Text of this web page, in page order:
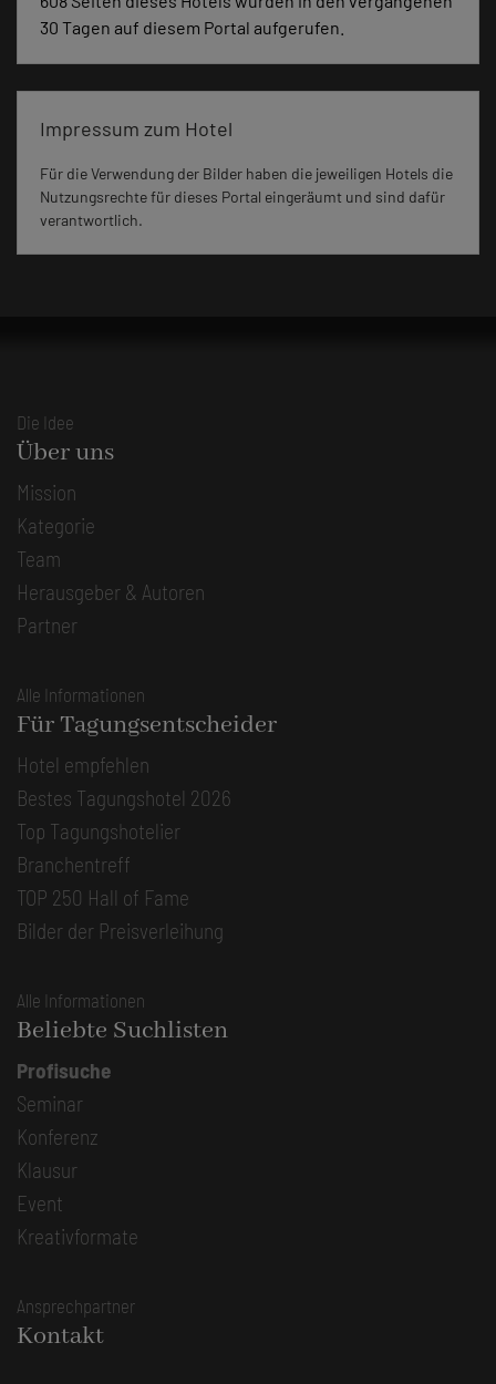
30 Tagen auf diesem Portal aufgerufen.
Impressum zum Hotel
Für die Verwendung der Bilder haben die jeweiligen Hotels die
Nutzungsrechte für dieses Portal eingeräumt und sind dafür
verantwortlich.
Die Idee
Über uns
Mission
Kategorie
Team
Herausgeber & Autoren
Partner
Alle Informationen
Für Tagungsentscheider
Hotel empfehlen
Bestes Tagungshotel 2026
Top Tagungshotelier
Branchentreff
TOP 250 Hall of Fame
Bilder der Preisverleihung
Alle Informationen
Beliebte Suchlisten
Profisuche
Seminar
Konferenz
Klausur
Event
Kreativformate
Ansprechpartner
Kontakt